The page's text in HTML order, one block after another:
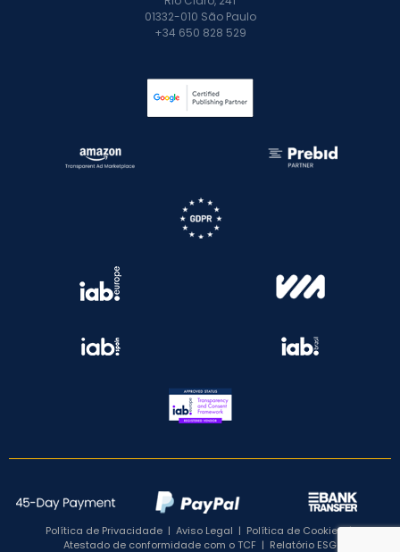
01332-010 São Paulo
+34 650 828 529
Política de Privacidade | Aviso Legal | Política de Cookies|
Atestado de conformidade com o TCF | Relatório ESG